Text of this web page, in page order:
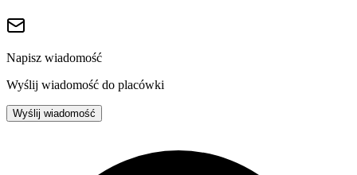
Napisz wiadomość
Wyślij wiadomość do placówki
Wyślij wiadomość